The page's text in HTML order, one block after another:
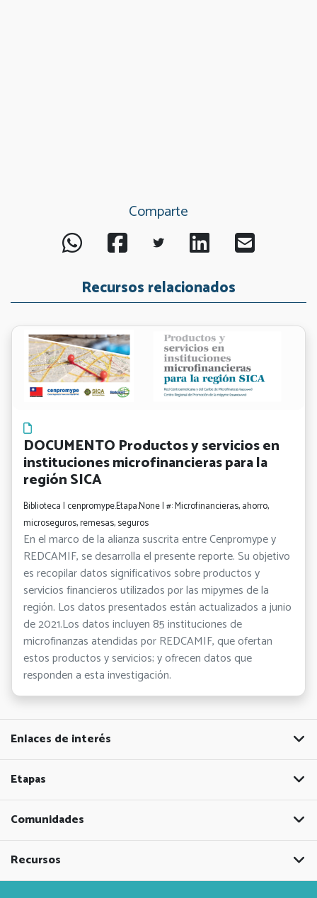
Comparte
Recursos relacionados
DOCUMENTO Productos y servicios en
instituciones microfinancieras para la
región SICA
Biblioteca | cenpromype.Etapa.None | #: Microfinancieras, ahorro,
microseguros, remesas, seguros
En el marco de la alianza suscrita entre Cenpromype y
REDCAMIF, se desarrolla el presente reporte. Su objetivo
es recopilar datos significativos sobre productos y
servicios financieros utilizados por las mipymes de la
región. Los datos presentados están actualizados a junio
de 2021.Los datos incluyen 85 instituciones de
microfinanzas atendidas por REDCAMIF, que ofertan
estos productos y servicios; y ofrecen datos que
responden a esta investigación.
Enlaces de interés
Etapas
Comunidades
Recursos